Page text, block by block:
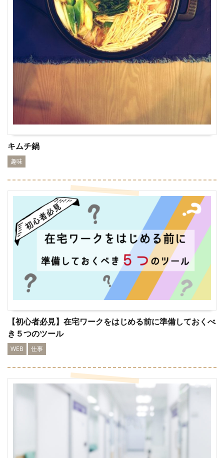
キムチ鍋
趣味
【初心者必見】在宅ワークをはじめる前に準備しておくべ
き５つのツール
WEB 仕事